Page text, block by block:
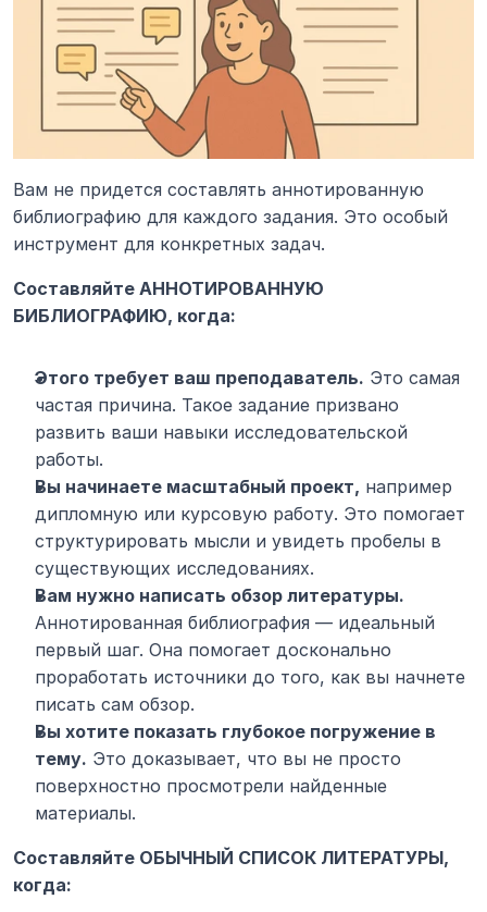
Вам не придется составлять аннотированную
библиографию для каждого задания. Это особый
инструмент для конкретных задач.
Составляйте АННОТИРОВАННУЮ
БИБЛИОГРАФИЮ, когда:
Этого требует ваш преподаватель. Это самая
частая причина. Такое задание призвано
развить ваши навыки исследовательской
работы.
Вы начинаете масштабный проект, например
дипломную или курсовую работу. Это помогает
структурировать мысли и увидеть пробелы в
существующих исследованиях.
Вам нужно написать обзор литературы.
Аннотированная библиография — идеальный
первый шаг. Она помогает досконально
проработать источники до того, как вы начнете
писать сам обзор.
Вы хотите показать глубокое погружение в
тему. Это доказывает, что вы не просто
поверхностно просмотрели найденные
материалы.
Составляйте ОБЫЧНЫЙ СПИСОК ЛИТЕРАТУРЫ,
когда: